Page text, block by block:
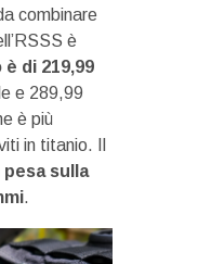
combinare
è
è di 219,99
e 289,99
è più
in titanio. Il
pesa sulla
.